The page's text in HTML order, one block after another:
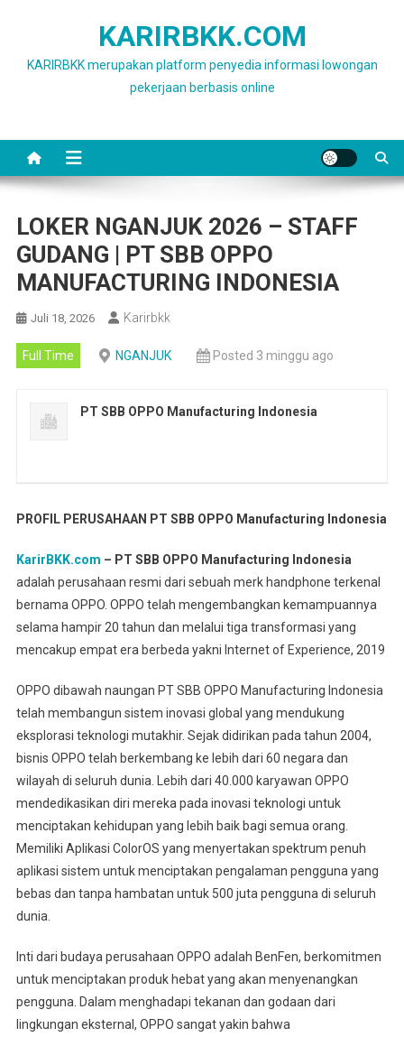
KARIRBKK.COM
KARIRBKK merupakan platform penyedia informasi lowongan
pekerjaan berbasis online
LOKER NGANJUK 2026 – STAFF
GUDANG | PT SBB OPPO
MANUFACTURING INDONESIA
Juli 18, 2026 Karirbkk
Full Time NGANJUK Posted 3 minggu ago
PT SBB OPPO Manufacturing Indonesia
PROFIL PERUSAHAAN PT SBB OPPO Manufacturing Indonesia
KarirBKK.com – PT SBB OPPO Manufacturing Indonesia
adalah perusahaan resmi dari sebuah merk handphone terkenal
bernama OPPO. OPPO telah mengembangkan kemampuannya
selama hampir 20 tahun dan melalui tiga transformasi yang
mencakup empat era berbeda yakni Internet of Experience, 2019
OPPO dibawah naungan PT SBB OPPO Manufacturing Indonesia
telah membangun sistem inovasi global yang mendukung
eksplorasi teknologi mutakhir. Sejak didirikan pada tahun 2004,
bisnis OPPO telah berkembang ke lebih dari 60 negara dan
wilayah di seluruh dunia. Lebih dari 40.000 karyawan OPPO
mendedikasikan diri mereka pada inovasi teknologi untuk
menciptakan kehidupan yang lebih baik bagi semua orang.
Memiliki Aplikasi ColorOS yang menyertakan spektrum penuh
aplikasi sistem untuk menciptakan pengalaman pengguna yang
bebas dan tanpa hambatan untuk 500 juta pengguna di seluruh
dunia.
Inti dari budaya perusahaan OPPO adalah BenFen, berkomitmen
untuk menciptakan produk hebat yang akan menyenangkan
pengguna. Dalam menghadapi tekanan dan godaan dari
lingkungan eksternal, OPPO sangat yakin bahwa